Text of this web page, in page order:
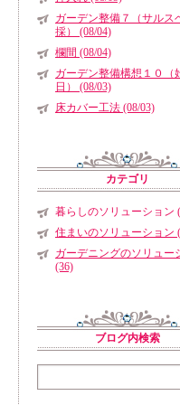
ガーデン整備７（サルス
採） (08/04)
欄間 (08/04)
ガーデン整備構想１０（
日） (08/03)
床カバー工法 (08/03)
カテゴリ
暮らしのソリューション
住まいのソリューション
ガーデニングのソリュー
(36)
ブログ内検索